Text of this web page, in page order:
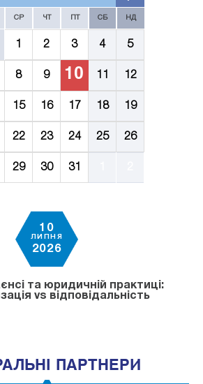
СР ЧТ СБ НД
2 3 4 5
8 9 10 12
15 16 17 18 19
22 23 24 25 26
29 30 31
10
ЛИПНЯ
2026
та юридичній практиці:
vs відповідальність
ПАРТНЕРИ